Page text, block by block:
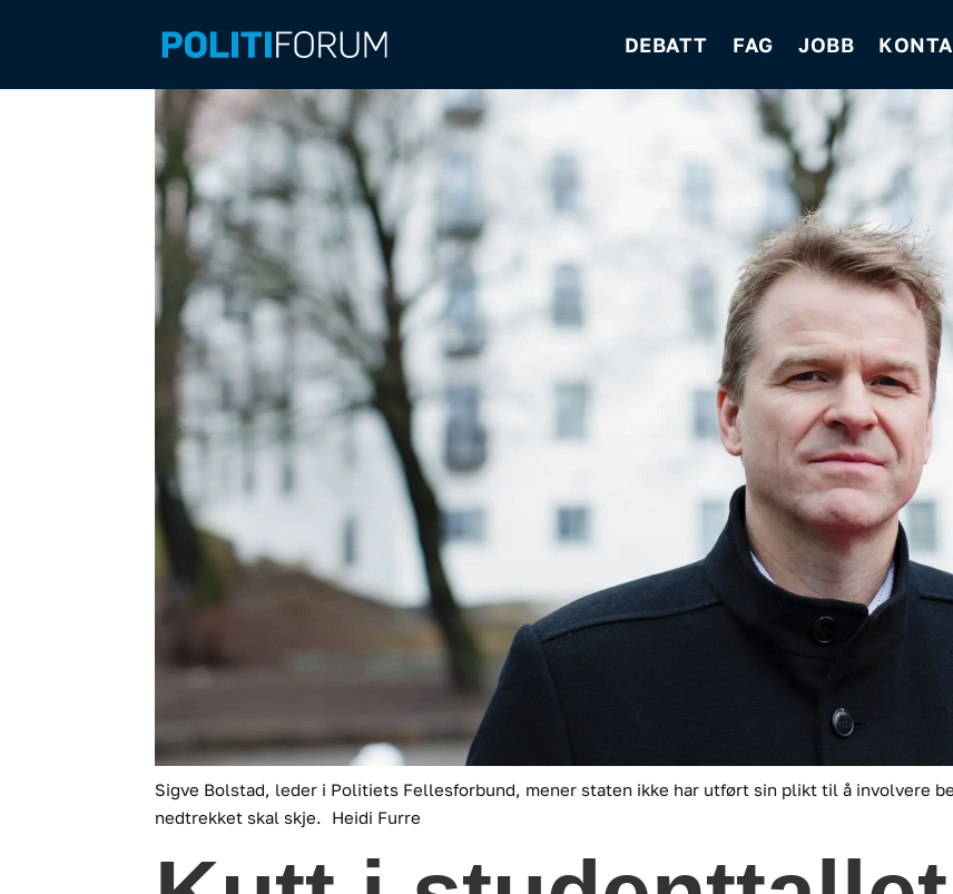
DEBATT FAG JOBB
Sigve Bolstad, leder i Politiets Fellesforbund, mener staten ikke har utført sin plikt til å involvere
nedtrekket skal skje.
Heidi Furre